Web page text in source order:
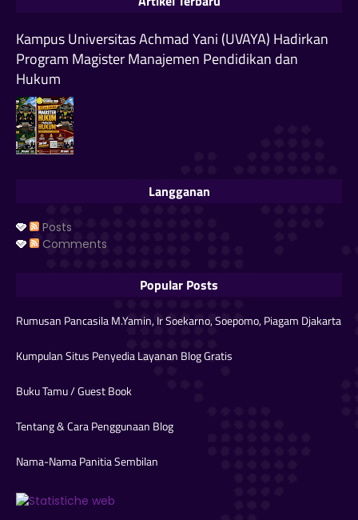
Kampus Universitas Achmad Yani (UVAYA) Hadirkan
Program Magister Manajemen Pendidikan dan
Hukum
Langganan
Posts
Comments
Popular Posts
Rumusan Pancasila M.Yamin, Ir Soekarno, Soepomo, Piagam Djakarta
Kumpulan Situs Penyedia Layanan Blog Gratis
Buku Tamu / Guest Book
Tentang & Cara Penggunaan Blog
Nama-Nama Panitia Sembilan